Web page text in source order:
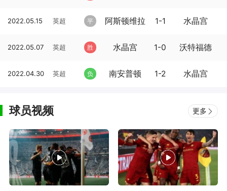
2022.05.15 英超 平 阿斯顿维拉 1-1 水晶宫
2022.05.07 英超 胜 水晶宫 1-0 沃特福德
2022.04.30 英超 负 南安普顿 1-2 水晶宫
球员视频 更多